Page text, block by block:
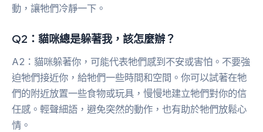
動，讓牠們冷靜一下。
Q2：貓咪總是躲著我，該怎麼辦？
A2：貓咪躲著你，可能代表牠們感到不安或害怕。不要強
迫牠們接近你，給牠們一些時間和空間。你可以試著在牠
們的附近放置一些食物或玩具，慢慢地建立牠們對你的信
任感。輕聲細語，避免突然的動作，也有助於牠們放鬆心
情。